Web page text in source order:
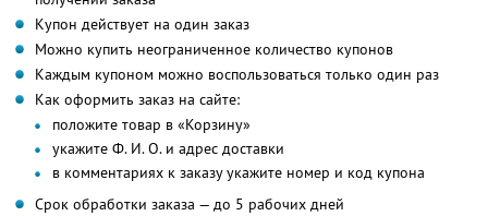
Купон действует на один заказ
Можно купить неограниченное количество купонов
Каждым купоном можно воспользоваться только один раз
Как оформить заказ на сайте:
положите товар в «Корзину»
укажите Ф. И. О. и адрес доставки
в комментариях к заказу укажите номер и код купона
Срок обработки заказа — до 5 рабочих дней